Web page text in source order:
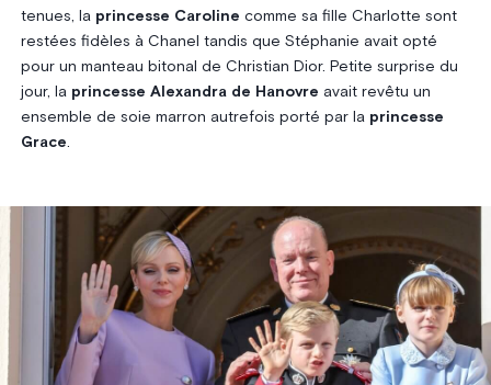
tenues, la princesse Caroline comme sa fille Charlotte sont
restées fidèles à Chanel tandis que Stéphanie avait opté
pour un manteau bitonal de Christian Dior. Petite surprise du
jour, la princesse Alexandra de Hanovre avait revêtu un
ensemble de soie marron autrefois porté par la princesse
Grace